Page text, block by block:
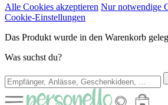
Alle Cookies akzeptieren Nur notwendige
Cookie-Einstellungen
Das Produkt wurde in den Warenkorb
Was suchst du?